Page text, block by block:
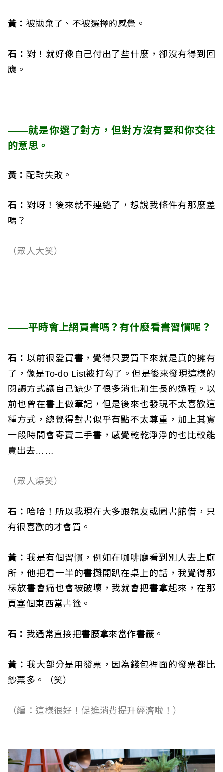
黃： 被拋棄了、不被選擇的感覺。
石： 對！就好像自己付出了些什麼，卻沒有得到回
應。
——就是你選了對方，但對方沒有要和你交往
的意思。
黃： 配對失敗。
石： 對呀！後來就不連絡了，想說我條件有那麼差
嗎？
（眾人大笑）
——平時會上網買書嗎？有什麼看書習慣呢？
石： 以前很愛買書，覺得只要買下來就是真的擁有
了，像是To-do List被打勾了。但是後來發現這樣的
閱讀方式讓自己缺少了很多消化和生長的過程。以
前也曾在書上做筆記，但是後來也發現不太喜歡這
種方式，總覺得對書似乎有點不太尊重，加上其實
一段時間會寄賣二手書，感覺乾乾淨淨的也比較能
賣出去……
（眾人爆笑）
石： 哈哈！所以我現在大多跟親友或圖書館借，只
有很喜歡的才會買。
黃： 我是有個習慣，例如在咖啡廳看到別人去上廁
所，他把看一半的書攤開趴在桌上的話，我覺得那
樣放書會痛也會被破壞，我就會把書拿起來，在那
頁塞個東西當書籤。
石： 我通常直接把書腰拿來當作書籤。
黃： 我大部分是用發票，因為錢包裡面的發票都比
鈔票多。（笑）
（編：這樣很好！促進消費提升經濟啦！）